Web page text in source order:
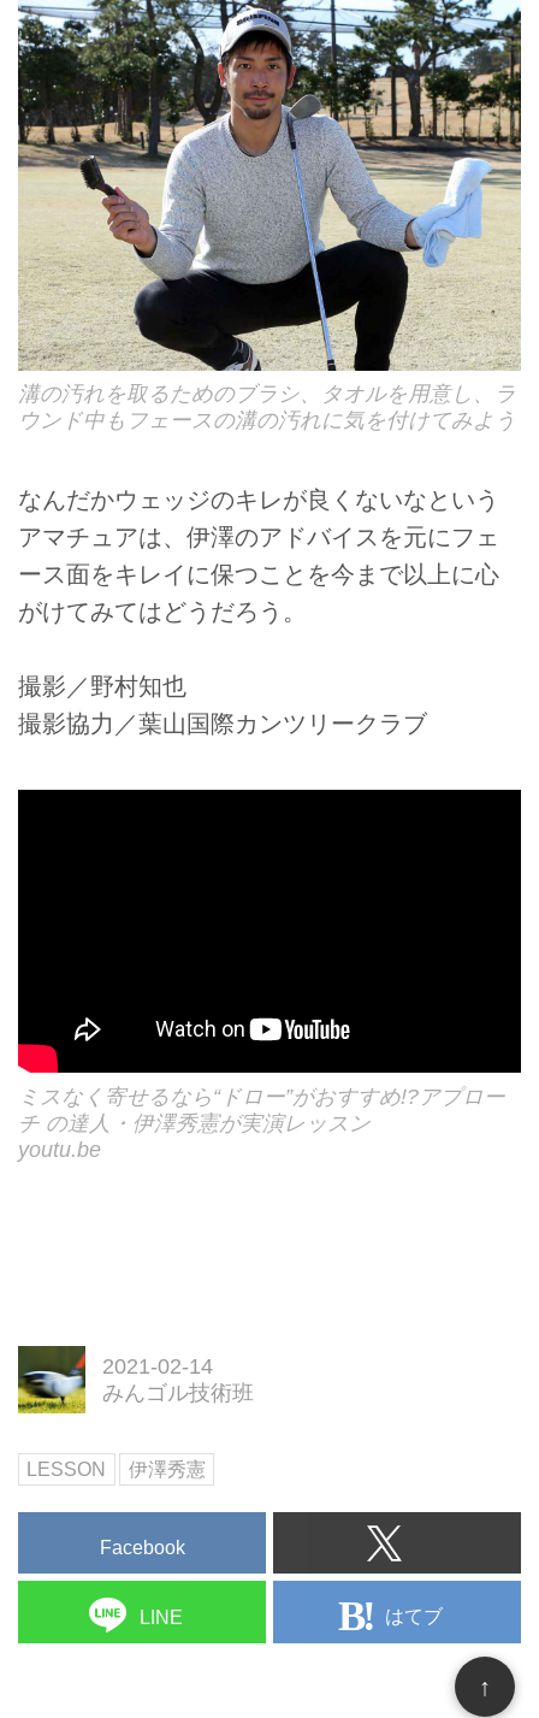
溝の汚れを取るためのブラシ、タオルを用意し、ラ
ウンド中もフェースの溝の汚れに気を付けてみよう
なんだかウェッジのキレが良くないなという
アマチュアは、伊澤のアドバイスを元にフェ
ース面をキレイに保つことを今まで以上に心
がけてみてはどうだろう。
撮影／野村知也
撮影協力／葉山国際カンツリークラブ
ミスなく寄せるなら“ドロー”がおすすめ!?アプロー
チ の達人・伊澤秀憲が実演レッスン
youtu.be
2021-02-14
みんゴル技術班
LESSON 伊澤秀憲
Facebook
LINE はてブ
↑